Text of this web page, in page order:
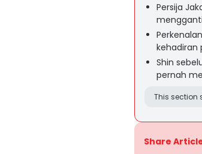
Persija
kehadiran
Shin
pernah
This section
Share